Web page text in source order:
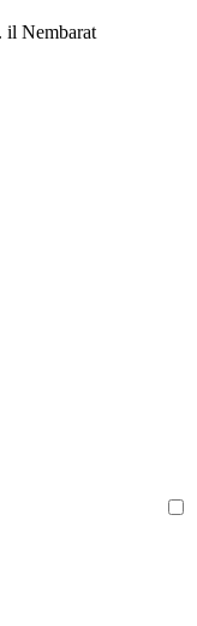
il Nembarat